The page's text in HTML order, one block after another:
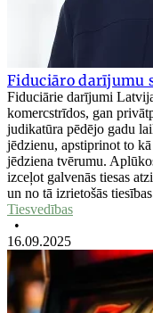
Fiduciāro darījumu
Fiduciārie darījumi
komercstrīdos, gan
judikatūra pēdējo gadu
jēdzienu, apstiprinot to
jēdziena tvērumu.
izceļot galvenās tiesas
un no tā izrietošās
Tiesvedības
•
16.09.2025